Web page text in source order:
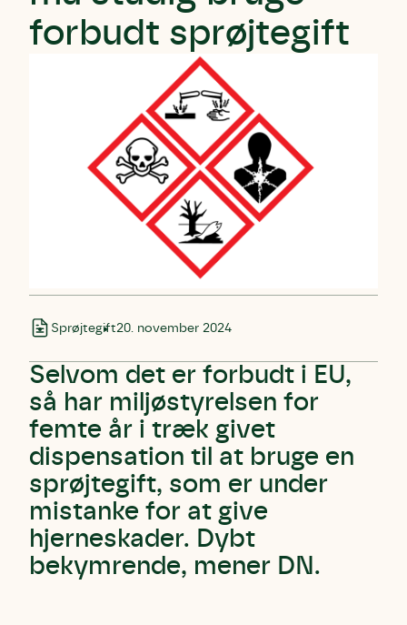
forbudt sprøjtegift
Sprøjtegift20. november 2024
Selvom det er forbudt i EU,
så har miljøstyrelsen for
femte år i træk givet
dispensation til at bruge en
sprøjtegift, som er under
mistanke for at give
hjerneskader. Dybt
bekymrende, mener DN.